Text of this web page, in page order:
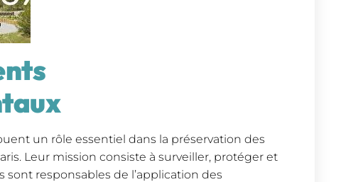
un rôle essentiel dans la préservation des
Leur mission consiste à surveiller, protéger et
sont responsables de l’application des